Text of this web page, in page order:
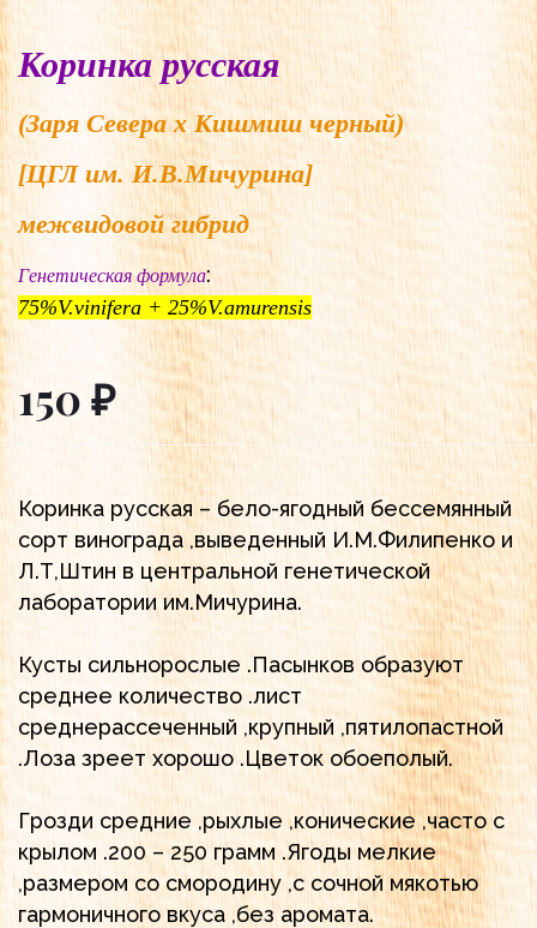
Коринка русская
(Заря Севера x Кишмиш черный)
[ЦГЛ им. И.В.Мичурина]
межвидовой гибрид
Генетическая формула:
75%V.vinifera + 25%V.amurensis
150 ₽
Коринка русская – бело-ягодный бессемянный
сорт винограда ,выведенный И.М.Филипенко и
Л.Т,Штин в центральной генетической
лаборатории им.Мичурина.
Кусты сильнорослые .Пасынков образуют
среднее количество .лист
среднерассеченный ,крупный ,пятилопастной
.Лоза зреет хорошо .Цветок обоеполый.
Грозди средние ,рыхлые ,конические ,часто с
крылом .200 – 250 грамм .Ягоды мелкие
,размером со смородину ,с сочной мякотью
гармоничного вкуса ,без аромата.